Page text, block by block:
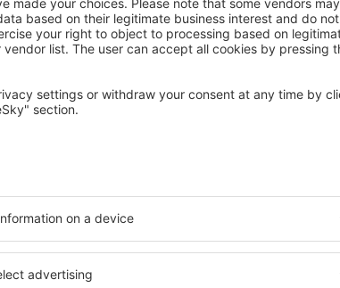
Inn Express Köln-Troisdorf by IHG
ansehen in Neunkirchen-Seelscheid